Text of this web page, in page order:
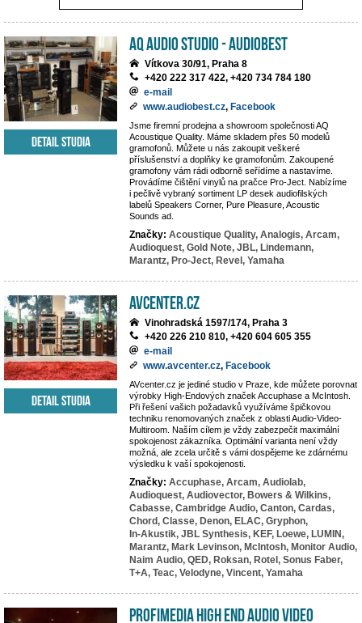
AQ Audio Studio - Audiobest
Vítkova 30/91, Praha 8
+420 222 317 422, +420 734 784 180
e-mail
www.audiobest.cz, Facebook
Jsme firemní prodejna a showroom společnosti AQ
Acoustique Quality. Máme skladem přes 50 modelů
gramofonů. Můžete u nás zakoupit veškeré
příslušenství a doplňky ke gramofonům. Zakoupené
gramofony vám rádi odborně seřídíme a nastavíme.
Provádíme čištění vinylů na pračce Pro-Ject. Nabízíme
i pečlivě vybraný sortiment LP desek audiofilských
labelů Speakers Corner, Pure Pleasure, Acoustic
Sounds ad.
Značky: Acoustique Quality, Analogis, Arcam,
Audioquest, Gold Note, JBL, Lindemann,
Marantz, Pro-Ject, Revel, Yamaha
Detail studia
AVcenter.cz
Vinohradská 1597/174, Praha 3
+420 226 210 810, +420 604 605 355
e-mail
www.avcenter.cz, Facebook
AVcenter.cz je jediné studio v Praze, kde můžete porovnat
výrobky High-Endových značek Accuphase a McIntosh.
Při řešení vašich požadavků využíváme špičkovou
techniku renomovaných značek z oblasti Audio-Video-
Multiroom. Naším cílem je vždy zabezpečit maximální
spokojenost zákazníka. Optimální varianta není vždy
možná, ale zcela určitě s vámi dospějeme ke zdárnému
výsledku k vaší spokojenosti.
Značky: Accuphase, Arcam, Audiolab,
Audioquest, Audiovector, Bowers & Wilkins,
Cabasse, Cambridge Audio, Canton, Cardas,
Chord, Classe, Denon, ELAC, Gryphon,
In-Akustik, JBL Synthesis, KEF, Loewe, LUMIN,
Marantz, Mark Levinson, McIntosh, Monitor Audio,
Naim Audio, QED, Roksan, Rotel, Sonus Faber,
T+A, Teac, Velodyne, Vincent, Yamaha
Detail studia
PROFIMEDIA High End Audio Video